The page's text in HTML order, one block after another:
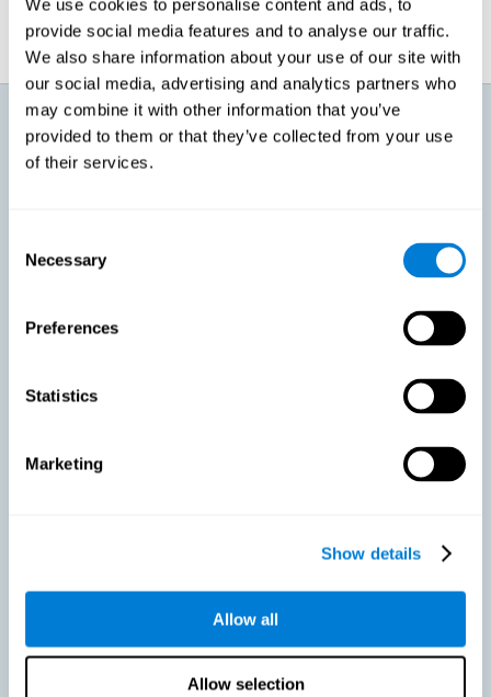
We use cookies to personalise content and ads, to
provide social media features and to analyse our traffic.
We also share information about your use of our site with
our social media, advertising and analytics partners who
may combine it with other information that you’ve
provided to them or that they’ve collected from your use
of their services.
Selection
Necessary
Preferences
Statistics
Marketing
Show details
Allow all
Allow selection
¿Qué voy a conseguir con el
entrenamiento cognitivo para un
envejecimiento activo?
mismo es lo que le ocurre a nuestro cerebro. Es normal que perdamos
agilidad mental, que nos cueste más recuperar información o aprender
cosas nuevas. Estos cambios no significan que tengamos ninguna
actividades. Con esto en mente, CogniFit ha diseñado un entrenamiento
que busca conseguir:
Favorecer un envejecimiento activo en personas sanas,
manteniendo las capacidades cognitivas. Mantener la
actividad cognitiva es una de las recomendaciones claves para
adecuado, llevar una dieta variada y saludable, socializar y
dormir apropiadamente.
Prevenir en la medida de lo posible un deterioro cognitivo o
alteraciones cognitivas relacionadas con la edad. Aunque el
la disminución de la actividad cognitiva puede favorecer la